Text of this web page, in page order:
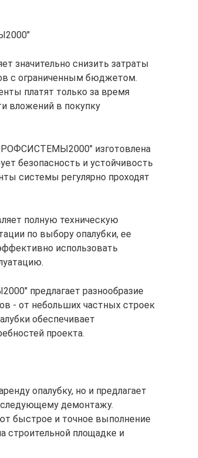
значительно снизить затраты
с ограниченным бюджетом.
платят только за время
вложений в покупку
изготовлена
безопасность и устойчивость
системы регулярно проходят
полную техническую
по выбору опалубки, ее
использовать
предлагает разнообразие
- от небольших частных строек
обеспечивает
проекта.
опалубку, но и предлагает
демонтажу.
быстрое и точное выполнение
строительной площадке и